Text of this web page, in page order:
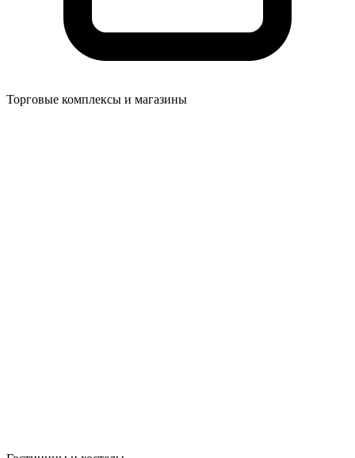
Торговые комплексы и магазины